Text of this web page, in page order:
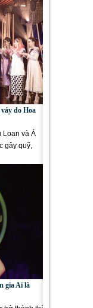
do Hoa
Loan và Á
gây quỹ,
gia Ai là